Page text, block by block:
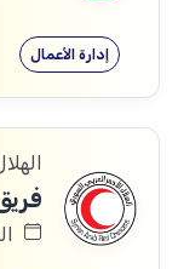
إدارة الأعمال